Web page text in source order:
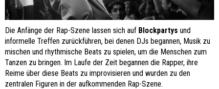
Die Anfänge der Rap-Szene lassen sich auf Blockpartys und
informelle Treffen zurückführen, bei denen DJs begannen, Musik zu
mischen und rhythmische Beats zu spielen, um die Menschen zum
Tanzen zu bringen. Im Laufe der Zeit begannen die Rapper, ihre
Reime über diese Beats zu improvisieren und wurden zu den
zentralen Figuren in der aufkommenden Rap-Szene.